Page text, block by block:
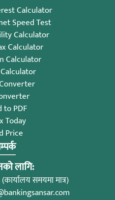
Calculator
Speed Test
Calculator
Calculator
Calculator
to PDF
Today
Price
लागि:
समयमा मात्र)